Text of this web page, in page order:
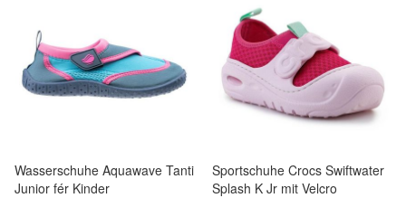
Wasserschuhe Aquawave Tanti
Junior fér Kinder
Sportschuhe Crocs Swiftwater
Splash K Jr mit Velcro